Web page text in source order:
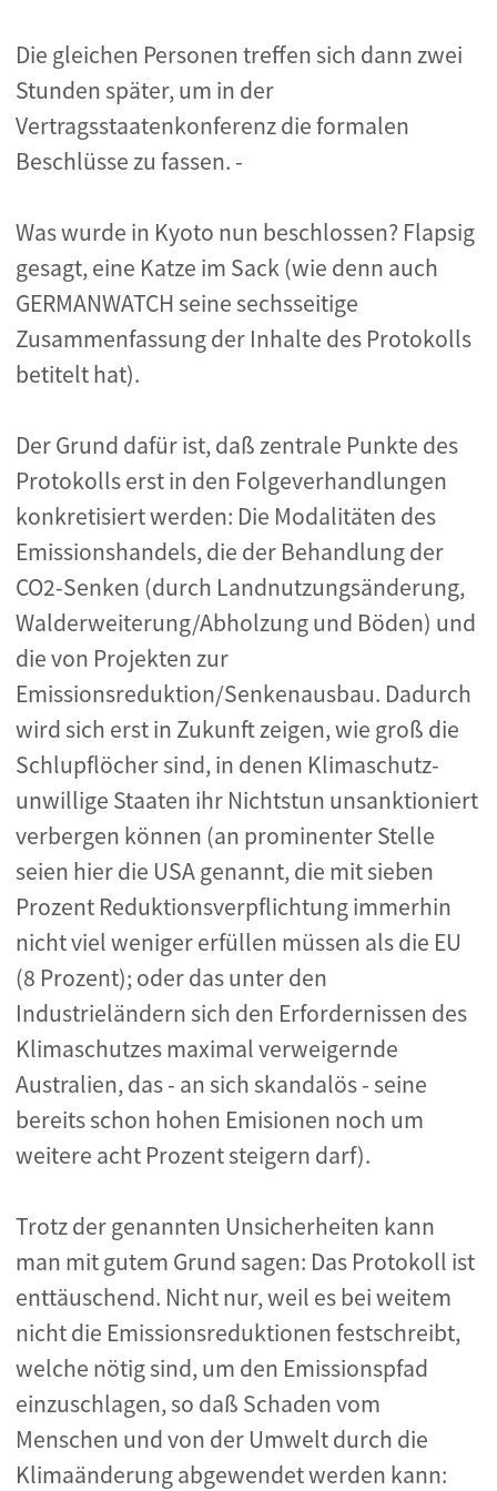
Die gleichen Personen treffen sich dann zwei
Stunden später, um in der
Vertragsstaatenkonferenz die formalen
Beschlüsse zu fassen. -
Was wurde in Kyoto nun beschlossen? Flapsig
gesagt, eine Katze im Sack (wie denn auch
GERMANWATCH seine sechsseitige
Zusammenfassung der Inhalte des Protokolls
betitelt hat).
Der Grund dafür ist, daß zentrale Punkte des
Protokolls erst in den Folgeverhandlungen
konkretisiert werden: Die Modalitäten des
Emissionshandels, die der Behandlung der
CO2-Senken (durch Landnutzungsänderung,
Walderweiterung/Abholzung und Böden) und
die von Projekten zur
Emissionsreduktion/Senkenausbau. Dadurch
wird sich erst in Zukunft zeigen, wie groß die
Schlupflöcher sind, in denen Klimaschutz-
unwillige Staaten ihr Nichtstun unsanktioniert
verbergen können (an prominenter Stelle
seien hier die USA genannt, die mit sieben
Prozent Reduktionsverpflichtung immerhin
nicht viel weniger erfüllen müssen als die EU
(8 Prozent); oder das unter den
Industrieländern sich den Erfordernissen des
Klimaschutzes maximal verweigernde
Australien, das - an sich skandalös - seine
bereits schon hohen Emisionen noch um
weitere acht Prozent steigern darf).
Trotz der genannten Unsicherheiten kann
man mit gutem Grund sagen: Das Protokoll ist
enttäuschend. Nicht nur, weil es bei weitem
nicht die Emissionsreduktionen festschreibt,
welche nötig sind, um den Emissionspfad
einzuschlagen, so daß Schaden vom
Menschen und von der Umwelt durch die
Klimaänderung abgewendet werden kann: